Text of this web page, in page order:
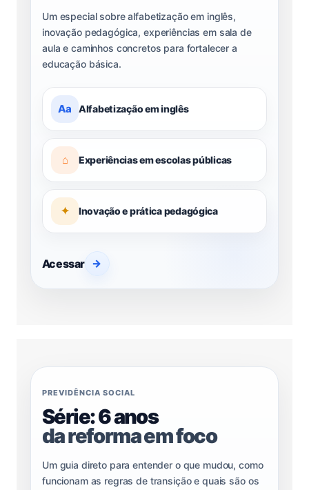
Um especial sobre alfabetização em inglês,
inovação pedagógica, experiências em sala de
aula e caminhos concretos para fortalecer a
educação básica.
Aa Alfabetização em inglês
⌂ Experiências em escolas públicas
✦ Inovação e prática pedagógica
Acessar →
PREVIDÊNCIA SOCIAL
Série: 6 anos
da reforma em foco
Um guia direto para entender o que mudou, como
funcionam as regras de transição e quais são os